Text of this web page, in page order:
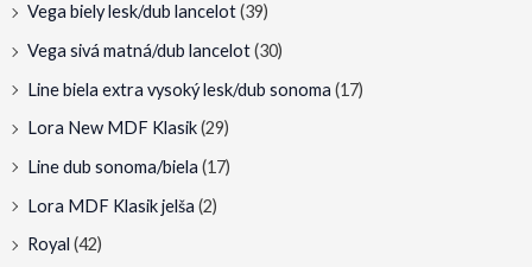
Vega biely lesk/dub lancelot(39)
Vega sivá matná/dub lancelot(30)
Line biela extra vysoký lesk/dub sonoma (17)
Lora New MDF Klasik(29)
Line dub sonoma/biela (17)
Lora MDF Klasik jelša (2)
Royal (42)